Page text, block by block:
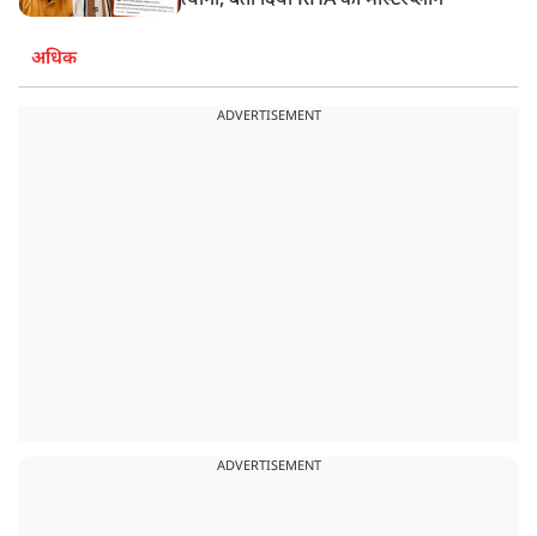
अधिक
ADVERTISEMENT
ADVERTISEMENT